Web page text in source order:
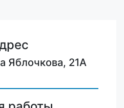
Яблочкова, 21А